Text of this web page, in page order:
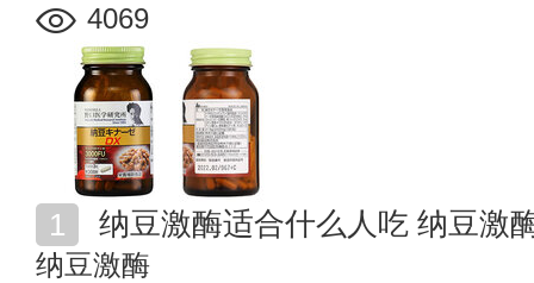
4069
纳豆激酶适合什么人吃 纳豆激
纳豆激酶